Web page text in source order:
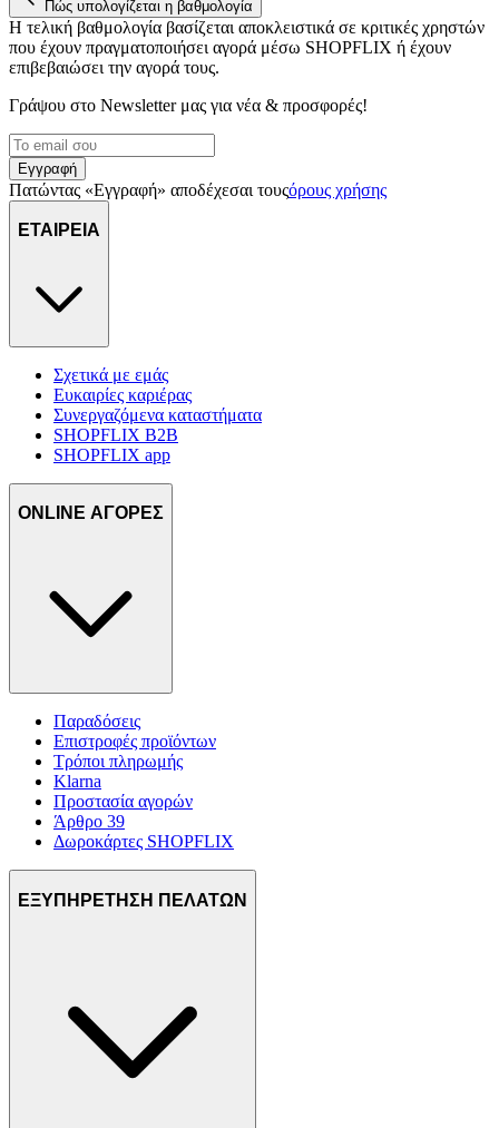
διαφημίσεων και περιεχομένου, τις μετρήσεις σχετικά με
διαφημίσεις και περιεχόμενο, την καλύτερη εικόνα του κοινού
μας και την ανάπτυξη προϊόντων. Επίσης, κοινοποιούμε
πληροφορίες σχετικά με την από μέρους σας χρήση της
τοποθεσίας μας στους συνεργάτες μέσων κοινωνικής
Πώς υπολογίζεται η βαθμολογία
Η τελική βαθμολογία βασίζεται αποκλειστικά σε κριτικές χρηστών
που έχουν πραγματοποιήσει αγορά μέσω SHOPFLIX ή έχουν
επιβεβαιώσει την αγορά τους.
Γράψου στο Νewsletter μας για νέα & προσφορές!
Εγγραφή
Πατώντας «Εγγραφή» αποδέχεσαι τουςόρους χρήσης
ΕΤΑΙΡΕΙΑ
Σχετικά με εμάς
Ευκαιρίες καριέρας
Συνεργαζόμενα καταστήματα
SHOPFLIX B2B
SHOPFLIX app
ONLINE ΑΓΟΡΕΣ
Παραδόσεις
Επιστροφές προϊόντων
Τρόποι πληρωμής
Klarna
Προστασία αγορών
Άρθρο 39
Δωροκάρτες SHOPFLIX
ΕΞΥΠΗΡΕΤΗΣΗ ΠΕΛΑΤΩΝ